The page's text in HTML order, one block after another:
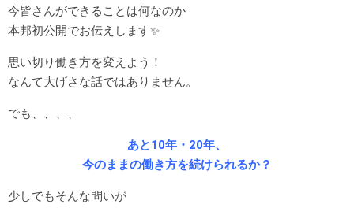
今皆さんができることは何なのか
本邦初公開でお伝えします✨
思い切り働き方を変えよう！
なんて大げさな話ではありません。
でも、、、、
あと10年・20年、
今のままの働き方を続けられるか？
少しでもそんな問いが